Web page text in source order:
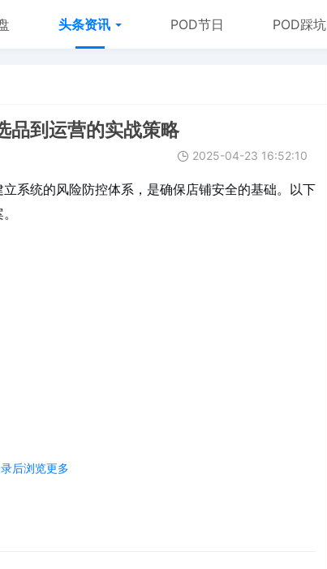
头条资讯 POD节日 POD踩坑
品到运营的实战策略
2025-04-23 16:52:10
后浏览更多
系统的风险防控体系，是确保店铺安全的基础。以下